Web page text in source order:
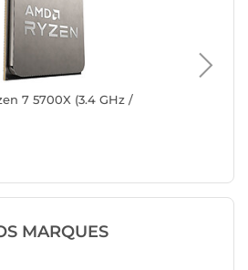
7 5700X (3.4 GHz /
MARQUES